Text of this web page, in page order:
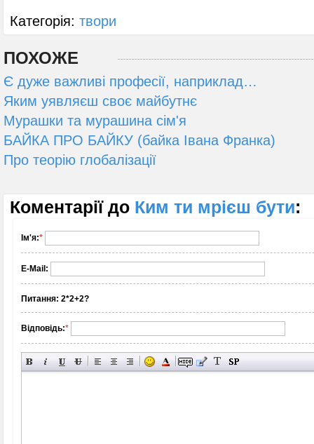
Категорія: твори
ПОХОЖЕ
Є дуже важливі професії, наприклад…
Яким уявляєш своє майбутнє
Мурашки та мурашина сім'я
БАЙКА ПРО БАЙКУ (байка Івана Франка)
Про теорію глобалізації
Коментарії до Ким ти мрієш бути:
Ім'я:*
E-Mail:
Питання: 2*2+2?
Відповідь:*